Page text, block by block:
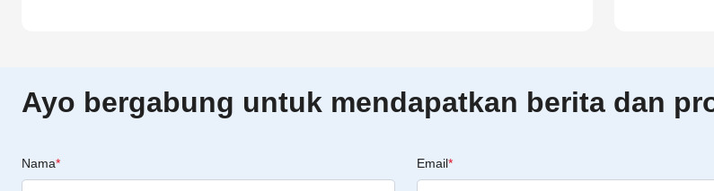
Ayo bergabung untuk mendapatkan berita dan
Nama* Email*